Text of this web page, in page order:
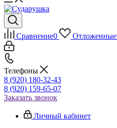
Сравнение0 Отложенные
Телефоны
8 (920) 180-32-43
8 (920) 159-65-07
Заказать звонок
Личный кабинет